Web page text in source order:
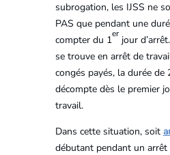
subrogation, les IJSS ne
PAS que pendant une
compter du 1er jour
se trouve en arrêt de
congés payés, la durée de
décompte dès le premier
travail.
Dans cette situation, soit
débutant pendant un arrêt